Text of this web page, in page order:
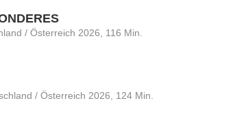
/ Österreich 2026, 116 Min.
/ Österreich 2026, 124 Min.